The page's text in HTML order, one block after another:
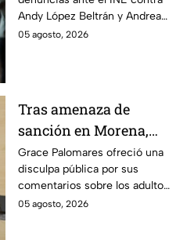
anticipados de
campaña
Andy López Beltrán y Andrea
Chávez, al acusarlos de realizar
05 agosto, 2026
Tras amenaza de
sanción en Morena,
Grace Palomares pide
perdón a adultos
mayores
Grace Palomares ofreció una
disculpa pública por sus
comentarios sobre los adultos
mayores y aseguró que acatará
05 agosto, 2026